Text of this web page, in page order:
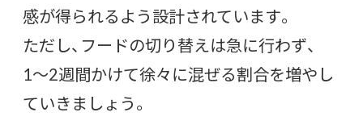
感が得られるよう設計されています。
ただし、フードの切り替えは急に行わず、
1〜2週間かけて徐々に混ぜる割合を増やし
ていきましょう。